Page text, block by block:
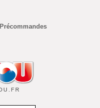
Précommandes